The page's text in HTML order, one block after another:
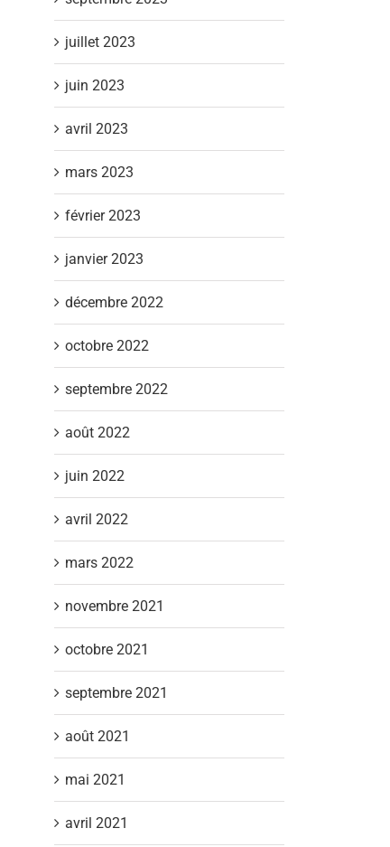
juillet 2023
juin 2023
avril 2023
mars 2023
février 2023
janvier 2023
décembre 2022
octobre 2022
septembre 2022
août 2022
juin 2022
avril 2022
mars 2022
novembre 2021
octobre 2021
septembre 2021
août 2021
mai 2021
avril 2021